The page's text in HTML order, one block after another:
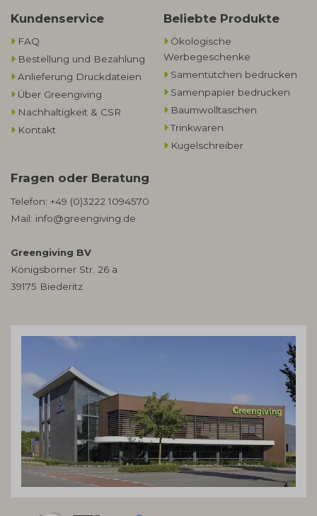
Kundenservice
FAQ
Bestellung und Bezahlung
Anlieferung Druckdateien
Über Greengiving
Nachhaltigkeit & CSR
Kontakt
Beliebte Produkte
Ökologische
Werbegeschenke​
Samentütchen bedrucken
Samenpapier bedrucken
Baumwolltaschen​
Trinkwaren
Kugelschreiber
Fragen oder Beratung
Telefon: +49 (0)3222 1094570
Mail: info@greengiving.de
Greengiving BV
Königsborner Str. 26 a
39175 Biederitz